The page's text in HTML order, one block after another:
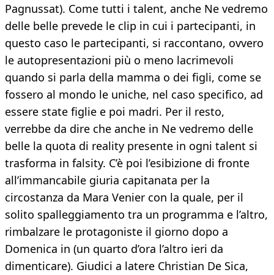
Pagnussat). Come tutti i talent, anche Ne vedremo
delle belle prevede le clip in cui i partecipanti, in
questo caso le partecipanti, si raccontano, ovvero
le autopresentazioni più o meno lacrimevoli
quando si parla della mamma o dei figli, come se
fossero al mondo le uniche, nel caso specifico, ad
essere state figlie e poi madri. Per il resto,
verrebbe da dire che anche in Ne vedremo delle
belle la quota di reality presente in ogni talent si
trasforma in falsity. C’è poi l’esibizione di fronte
all’immancabile giuria capitanata per la
circostanza da Mara Venier con la quale, per il
solito spalleggiamento tra un programma e l’altro,
rimbalzare le protagoniste il giorno dopo a
Domenica in (un quarto d’ora l’altro ieri da
dimenticare). Giudici a latere Christian De Sica,